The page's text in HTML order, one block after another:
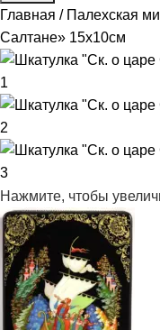
Главная
Палехская
Салтане» 15х10см
Нажмите, чтобы